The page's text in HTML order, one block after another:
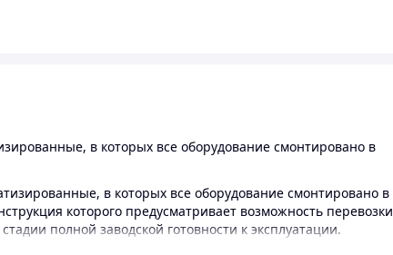
в которых все оборудование смонтировано в
в которых все оборудование смонтировано в
которого предусматривает возможность перевозки
полной заводской готовности к эксплуатации.